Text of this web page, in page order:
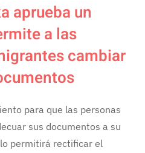
aprueba un
a las
cambiar
para que las personas
sus documentos a su
permitirá rectificar el